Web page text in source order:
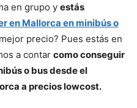
en grupo y estás
en Mallorca en minibús o
precio? Pues estás en
a contar como conseguir
o bus desde el
a precios lowcost.